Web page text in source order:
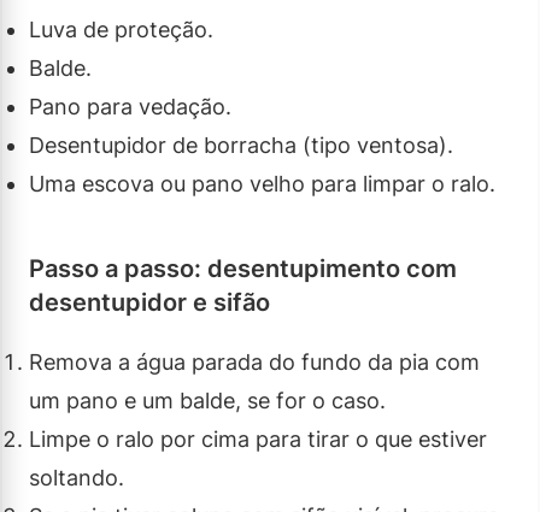
Luva de proteção.
Balde.
Pano para vedação.
Desentupidor de borracha (tipo ventosa).
Uma escova ou pano velho para limpar o ralo.
Passo a passo: desentupimento com
desentupidor e sifão
Remova a água parada do fundo da pia com
um pano e um balde, se for o caso.
Limpe o ralo por cima para tirar o que estiver
soltando.